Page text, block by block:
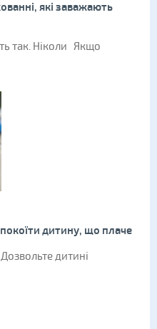
які заважають
так. Ніколи Якщо
дитину, що плаче
дитині